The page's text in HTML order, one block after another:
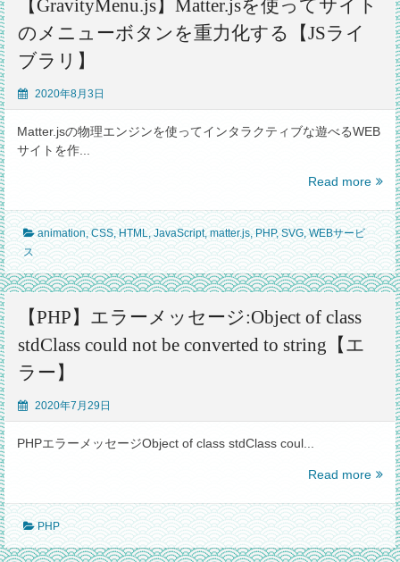
OS】
に
表
た
【
【GravityMenu.js】Matter.jsを使ってサイト
のメニューボタンを重力化する【JSライ
ブラリ】
2020年8月3日
Matter.jsの物理エンジンを使ってインタラクティブな遊べるWEB
サイトを作...
Read more【
を
使
っ
て
サ
ー
ン
重
力
化
animation,CSS,HTML,JavaScript,matter.js,PHP,SVG,WEBサービ
ス
【PHP】エラーメッセージ:Object of class
stdClass could not be converted to string【エ
ラー】
2020年7月29日
PHPエラーメッセージObject of class stdClass coul...
Read more【
ラ
ー
メ
PHP